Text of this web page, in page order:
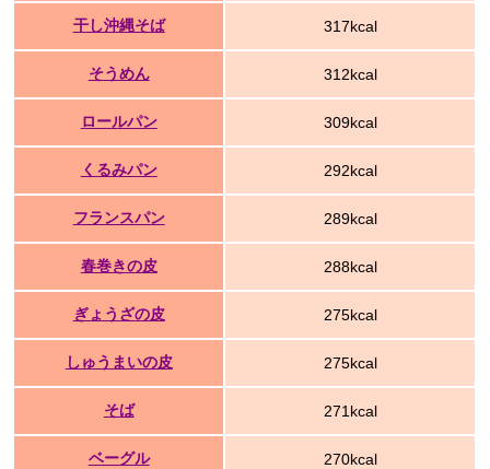
干し沖縄そば 317kcal
そうめん 312kcal
ロールパン 309kcal
くるみパン 292kcal
フランスパン 289kcal
春巻きの皮 288kcal
ぎょうざの皮 275kcal
しゅうまいの皮 275kcal
そば 271kcal
ベーグル 270kcal